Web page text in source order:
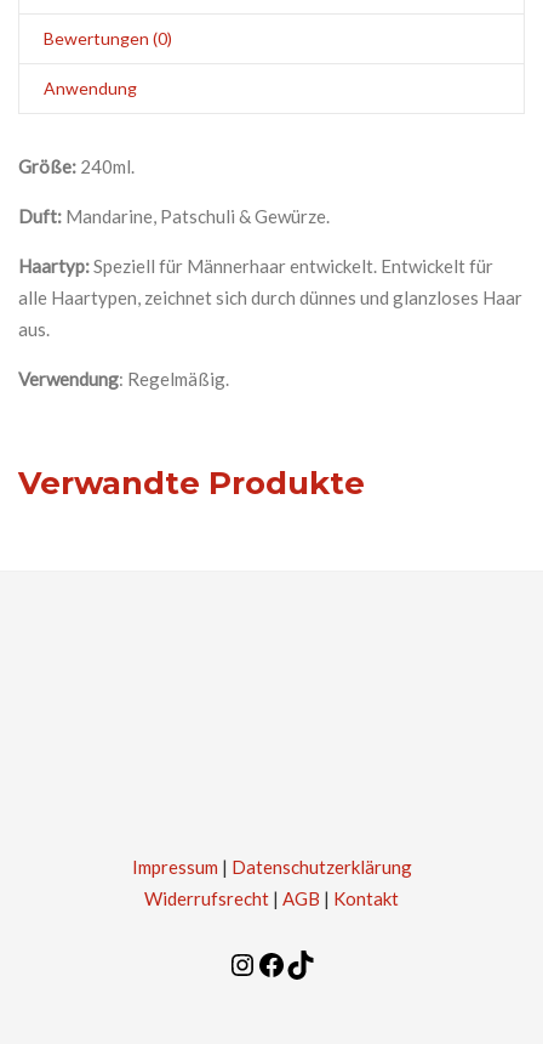
Bewertungen (0)
Anwendung
Größe: 240ml.
Duft: Mandarine, Patschuli & Gewürze.
Haartyp:Speziell für Männerhaar entwickelt. Entwickelt für
alle Haartypen, zeichnet sich durch dünnes und glanzloses Haar
aus.
Verwendung: Regelmäßig.
Verwandte Produkte
Impressum | Datenschutzerklärung
Widerrufsrecht | AGB | Kontakt
Instagram
Facebook